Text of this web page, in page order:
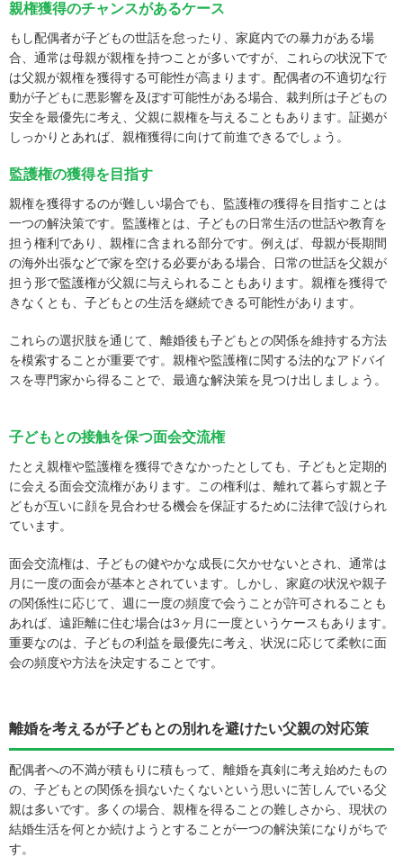
親権獲得のチャンスがあるケース
もし配偶者が子どもの世話を怠ったり、家庭内での暴力がある場
合、通常は母親が親権を持つことが多いですが、これらの状況下で
は父親が親権を獲得する可能性が高まります。配偶者の不適切な行
動が子どもに悪影響を及ぼす可能性がある場合、裁判所は子どもの
安全を最優先に考え、父親に親権を与えることもあります。証拠が
しっかりとあれば、親権獲得に向けて前進できるでしょう。
監護権の獲得を目指す
親権を獲得するのが難しい場合でも、監護権の獲得を目指すことは
一つの解決策です。監護権とは、子どもの日常生活の世話や教育を
担う権利であり、親権に含まれる部分です。例えば、母親が長期間
の海外出張などで家を空ける必要がある場合、日常の世話を父親が
担う形で監護権が父親に与えられることもあります。親権を獲得で
きなくとも、子どもとの生活を継続できる可能性があります。
これらの選択肢を通じて、離婚後も子どもとの関係を維持する方法
を模索することが重要です。親権や監護権に関する法的なアドバイ
スを専門家から得ることで、最適な解決策を見つけ出しましょう。
子どもとの接触を保つ面会交流権
たとえ親権や監護権を獲得できなかったとしても、子どもと定期的
に会える面会交流権があります。この権利は、離れて暮らす親と子
どもが互いに顔を見合わせる機会を保証するために法律で設けられ
ています。
面会交流権は、子どもの健やかな成長に欠かせないとされ、通常は
月に一度の面会が基本とされています。しかし、家庭の状況や親子
の関係性に応じて、週に一度の頻度で会うことが許可されることも
あれば、遠距離に住む場合は3ヶ月に一度というケースもあります。
重要なのは、子どもの利益を最優先に考え、状況に応じて柔軟に面
会の頻度や方法を決定することです。
離婚を考えるが子どもとの別れを避けたい父親の対応策
配偶者への不満が積もりに積もって、離婚を真剣に考え始めたもの
の、子どもとの関係を損ないたくないという思いに苦しんでいる父
親は多いです。多くの場合、親権を得ることの難しさから、現状の
結婚生活を何とか続けようとすることが一つの解決策になりがちで
す。